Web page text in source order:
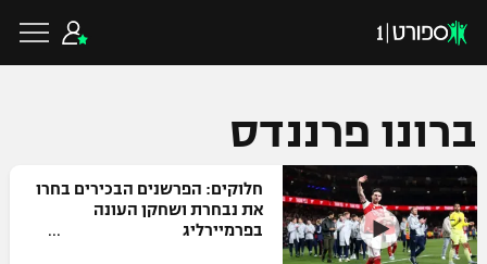
כדורגל ישראלי
ליגת העל
ברונו פרננדס
חלוקים: הפרשנים הבכירים בחרו
את נבחרת ושחקן העונה
בפרמיירליג